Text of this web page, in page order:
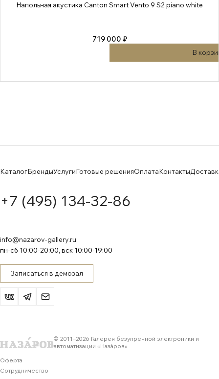
Напольная акустика Canton Smart Vento 9 S2 piano white
719 000 ₽
В
КаталогБрендыУслугиГотовые решенияОплатаКонтакты
+7 (495) 134-32-86
info@nazarov-gallery.ru
пн-сб 10:00-20:00, вск 10:00-19:00
Записаться в демозал
© 2011–2026 Галерея безупречной электроники и
автоматизации «Назáров»
Оферта
Сотрудничество